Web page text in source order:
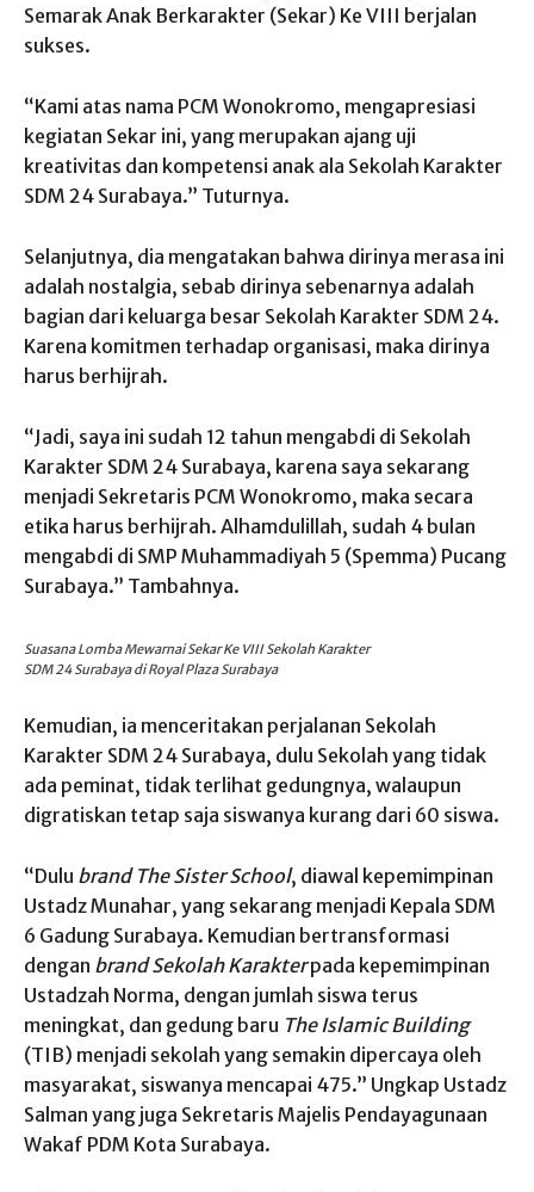
Semarak Anak Berkarakter (Sekar) Ke VIII berjalan
sukses.
“Kami atas nama PCM Wonokromo, mengapresiasi
kegiatan Sekar ini, yang merupakan ajang uji
kreativitas dan kompetensi anak ala Sekolah Karakter
SDM 24 Surabaya.” Tuturnya.
Selanjutnya, dia mengatakan bahwa dirinya merasa ini
adalah nostalgia, sebab dirinya sebenarnya adalah
bagian dari keluarga besar Sekolah Karakter SDM 24.
Karena komitmen terhadap organisasi, maka dirinya
harus berhijrah.
“Jadi, saya ini sudah 12 tahun mengabdi di Sekolah
Karakter SDM 24 Surabaya, karena saya sekarang
menjadi Sekretaris PCM Wonokromo, maka secara
etika harus berhijrah. Alhamdulillah, sudah 4 bulan
mengabdi di SMP Muhammadiyah 5 (Spemma) Pucang
Surabaya.” Tambahnya.
Suasana Lomba Mewarnai Sekar Ke VIII Sekolah Karakter
SDM 24 Surabaya di Royal Plaza Surabaya
Kemudian, ia menceritakan perjalanan Sekolah
Karakter SDM 24 Surabaya, dulu Sekolah yang tidak
ada peminat, tidak terlihat gedungnya, walaupun
digratiskan tetap saja siswanya kurang dari 60 siswa.
“Dulu brand The Sister School, diawal kepemimpinan
Ustadz Munahar, yang sekarang menjadi Kepala SDM
6 Gadung Surabaya. Kemudian bertransformasi
dengan brand Sekolah Karakterpada kepemimpinan
Ustadzah Norma, dengan jumlah siswa terus
meningkat, dan gedung baru The Islamic Building
(TIB) menjadi sekolah yang semakin dipercaya oleh
masyarakat, siswanya mencapai 475.” Ungkap Ustadz
Salman yang juga Sekretaris Majelis Pendayagunaan
Wakaf PDM Kota Surabaya.